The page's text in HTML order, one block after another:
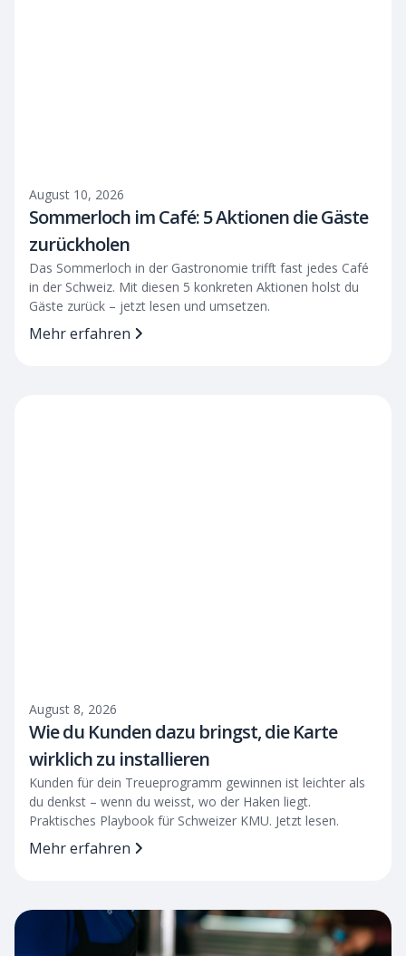
August 10, 2026
Sommerloch im Café: 5 Aktionen die Gäste
zurückholen
Das Sommerloch in der Gastronomie trifft fast jedes Café
in der Schweiz. Mit diesen 5 konkreten Aktionen holst du
Gäste zurück – jetzt lesen und umsetzen.
Mehr erfahren
August 8, 2026
Wie du Kunden dazu bringst, die Karte
wirklich zu installieren
Kunden für dein Treueprogramm gewinnen ist leichter als
du denkst – wenn du weisst, wo der Haken liegt.
Praktisches Playbook für Schweizer KMU. Jetzt lesen.
Mehr erfahren